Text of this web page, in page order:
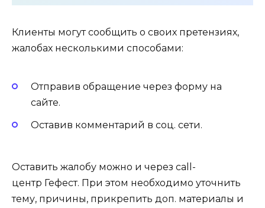
Клиенты могут сообщить о своих претензиях,
жалобах несколькими способами:
Отправив обращение через форму на
сайте.
Оставив комментарий в соц. сети.
Оставить жалобу можно и через call-
центр Гефест. При этом необходимо уточнить
тему, причины, прикрепить доп. материалы и